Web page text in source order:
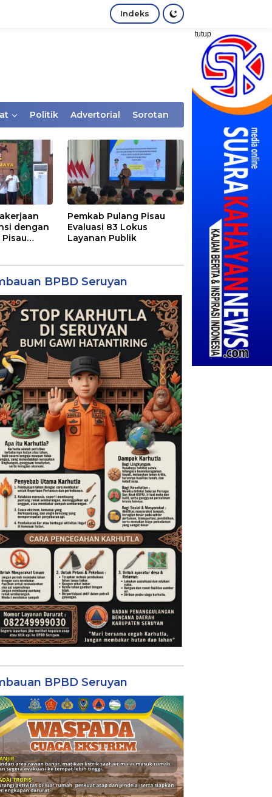
Indeks
tutup
Politik Advertorial Sorotan
dengan
Pemkab Pulang Pisau
Evaluasi 83 Lokus
Layanan Publik
BPBD Seruyan
BPBD Seruyan